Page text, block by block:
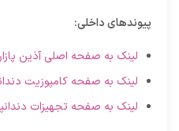
پیوندهای داخلی:
لینک به صفحه اصلی آذین
لینک به صفحه کامپوزیت
لینک به صفحه تجهیزات